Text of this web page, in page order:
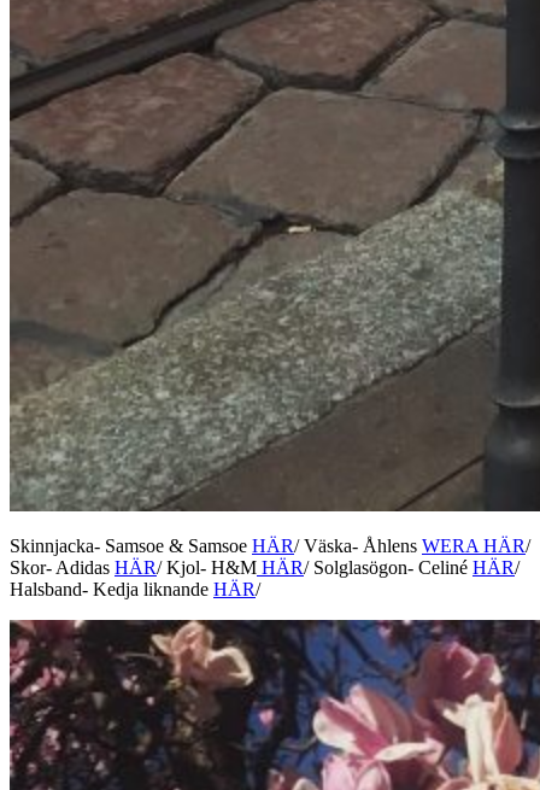
Skinnjacka- Samsoe & Samsoe HÄR/ Väska- Åhlens WERA HÄR/
Skor- Adidas HÄR/ Kjol- H&M HÄR/ Solglasögon- Celiné HÄR/
Halsband- Kedja liknande HÄR/